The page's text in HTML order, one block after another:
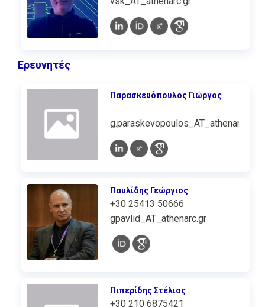
Ερευνητές
Παρασκευόπουλος Γιώργος
g.paraskevopoulos_AT_athenarc.gr
Παυλίδης Γεώργιος
+30 25413 50666
gpavlid_AT_athenarc.gr
Πιπερίδης Στέλιος
+30 210 6875421